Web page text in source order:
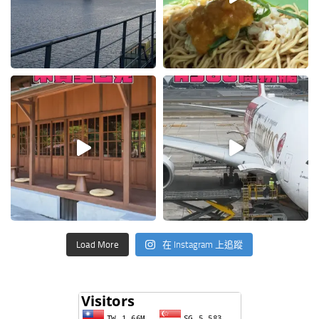
Load More 在 Instagram 上追蹤